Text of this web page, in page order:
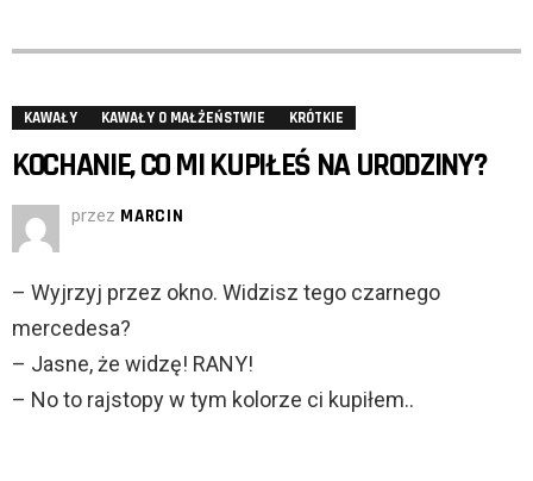
KAWAŁY KAWAŁY O MAŁŻEŃSTWIE KRÓTKIE
KOCHANIE, CO MI KUPIŁEŚ NA URODZINY?
przez MARCIN
– Wyjrzyj przez okno. Widzisz tego czarnego
mercedesa?
– Jasne, że widzę! RANY!
– No to rajstopy w tym kolorze ci kupiłem..